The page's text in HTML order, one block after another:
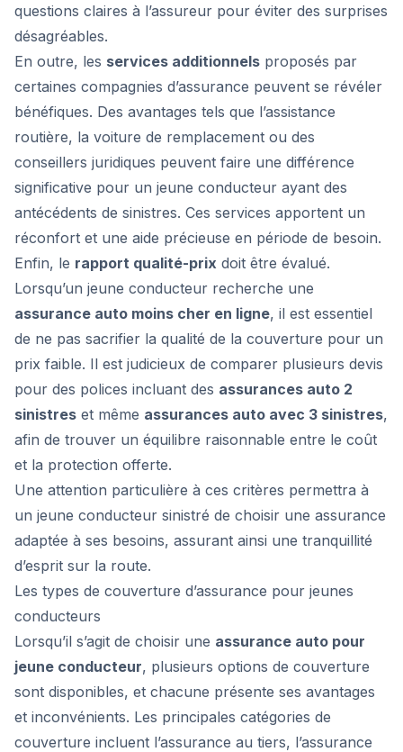
questions claires à l’assureur pour éviter des surprises
désagréables.
En outre, les services additionnels proposés par
certaines compagnies d’assurance peuvent se révéler
bénéfiques. Des avantages tels que l’assistance
routière, la voiture de remplacement ou des
conseillers juridiques peuvent faire une différence
significative pour un jeune conducteur ayant des
antécédents de sinistres. Ces services apportent un
réconfort et une aide précieuse en période de besoin.
Enfin, le rapport qualité-prix doit être évalué.
Lorsqu’un jeune conducteur recherche une
assurance auto moins cher en ligne, il est essentiel
de ne pas sacrifier la qualité de la couverture pour un
prix faible. Il est judicieux de comparer plusieurs devis
pour des polices incluant des assurances auto 2
sinistres et même assurances auto avec 3 sinistres,
afin de trouver un équilibre raisonnable entre le coût
et la protection offerte.
Une attention particulière à ces critères permettra à
un jeune conducteur sinistré de choisir une assurance
adaptée à ses besoins, assurant ainsi une tranquillité
d’esprit sur la route.
Les types de couverture d’assurance pour jeunes
conducteurs
Lorsqu’il s’agit de choisir une assurance auto pour
jeune conducteur, plusieurs options de couverture
sont disponibles, et chacune présente ses avantages
et inconvénients. Les principales catégories de
couverture incluent l’assurance au tiers, l’assurance